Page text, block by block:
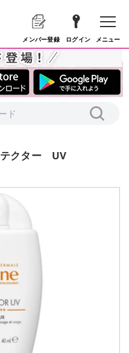
メンバー登録 ログイン メニュー
クター UV